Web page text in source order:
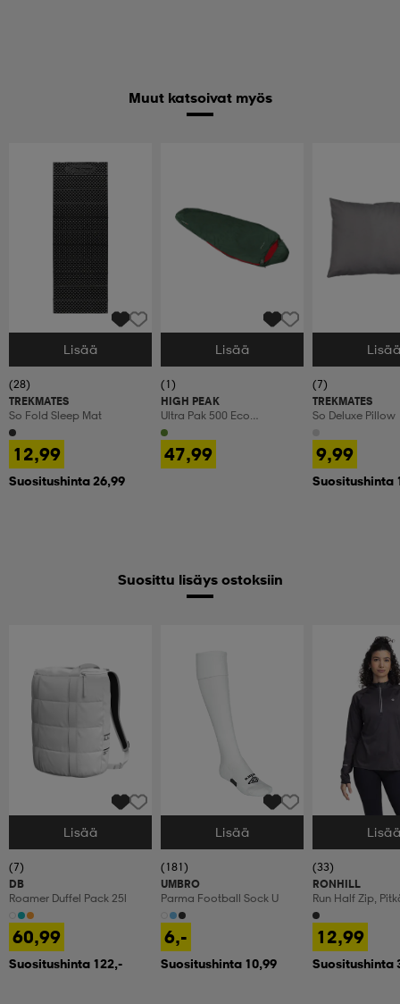
Muut katsoivat myös
Valitse Koko
Lisää
(28)
TREKMATES
So Fold Sleep Mat
12,99
Suositushinta 26,99
Valitse Koko
Lisää
(1)
HIGH PEAK
Ultra Pak 500 Eco
Sleepingbag
47,99
Valitse Koko
(7)
TREKMATES
So Deluxe Pillow
9,99
Suositushinta
Suosittu lisäys ostoksiin
Valitse Koko
Lisää
(7)
DB
Roamer Duffel Pack 25l
60,99
Suositushinta 122,-
Valitse Koko
Lisää
(181)
UMBRO
Parma Football Sock U
6,-
Suositushinta 10,99
Valitse Koko
(33)
RONHILL
Run Half Zip,
Treenipaita,
12,99
Suositushinta